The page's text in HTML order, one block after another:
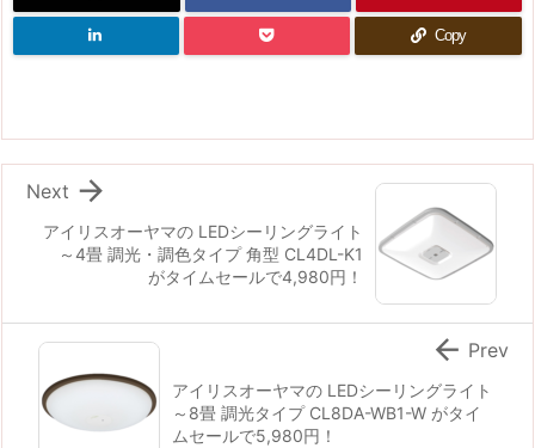
Copy
アイリスオーヤマの LEDシーリングライト
～4畳 調光・調色タイプ 角型 CL4DL-K1
がタイムセールで4,980円！

Next
アイリスオーヤマの LEDシーリングライト
～8畳 調光タイプ CL8DA-WB1-W がタイ
ムセールで5,980円！
 Prev